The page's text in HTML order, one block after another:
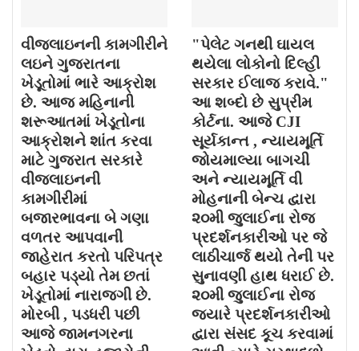
વીજલાઇનની કામગીરીને
લઇને ગુજરાતના
ખેડૂતોમાં ભારે આક્રોશ
છે. આજ મહિનાની
શરૂઆતમાં ખેડૂતોના
આક્રોશને શાંત કરવા
માટે ગુજરાત સરકારે
વીજલાઇનની
કામગીરીમાં
બજારભાવના બે ગણા
વળતર આપવાની
જાહેરાત કરતો પરિપત્ર
બહાર પડ્યો તેમ છતાં
ખેડૂતોમાં નારાજગી છે.
મોરબી , પડધરી પછી
આજે જામનગરના
"પેલેટ ગનથી ઘાયલ
થયેલા લોકોનો દિલ્હી
સરકાર ઈલાજ કરાવે."
આ શબ્દો છે સુપ્રીમ
કોર્ટના. આજે CJI
સૂર્યકાન્ત , ન્યાયમૂર્તિ
જોયમાલ્યા બાગચી
અને ન્યાયમૂર્તિ વી
મોહનાની બેન્ચ દ્વારા
૨૦મી જુલાઈના રોજ
પ્રદર્શનકારીઓ પર જે
લાઠીચાર્જ થયો તેની પર
સુનાવણી હાથ ધરાઈ છે.
૨૦મી જુલાઈના રોજ
જયારે પ્રદર્શનકારીઓ
દ્વારા સંસદ કૂચ કરવામાં